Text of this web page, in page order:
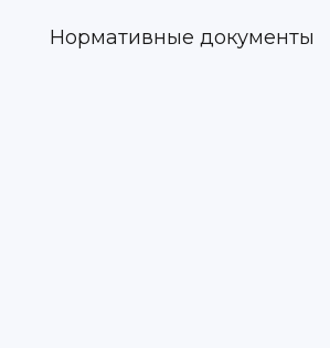
Нормативные документы